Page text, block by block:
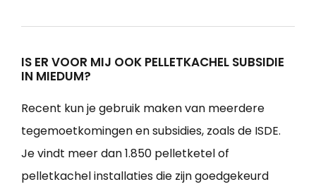
IS ER VOOR MIJ OOK PELLETKACHEL SUBSIDIE
IN MIEDUM?
Recent kun je gebruik maken van meerdere
tegemoetkomingen en subsidies, zoals de ISDE.
Je vindt meer dan 1.850 pelletketel of
pelletkachel installaties die zijn goedgekeurd